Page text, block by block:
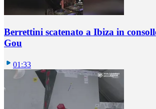
Berrettini scatenato a Ibiza in
Gou
01:33